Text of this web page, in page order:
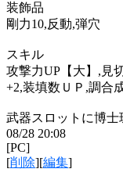
装飾品
剛力10,反動,弾穴
スキル
攻撃力UP【大】,見
+2,装填数ＵＰ,調合
武器スロットに博士
08/28 20:08
[PC]
[削除][編集]